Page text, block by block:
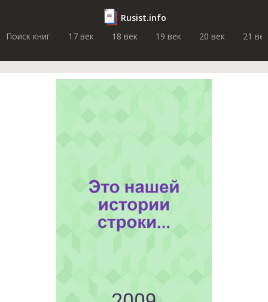
Rusist.info
Поиск книг
17 век 18 век 19 век 20 век 21 век